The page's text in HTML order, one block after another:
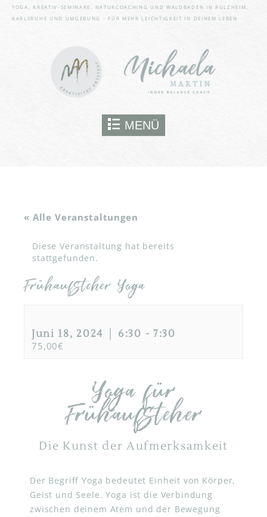
YOGA, KREATIV-SEMINARE, NATURCOACHING UND WALDBADEN IN RÜLZHEIM,
KARLSRUHE UND UMGEBUNG - FÜR MEHR LEICHTIGKEIT IN DEINEM LEBEN
MENÜ
Skip to content
« Alle Veranstaltungen
Diese Veranstaltung hat bereits
stattgefunden.
Frühaufsteher Yoga
Juni 18, 2024 │ 6:30 - 7:30
75,00€
Yoga für
Frühaufsteher
Die Kunst der Aufmerksamkeit
Der Begriff Yoga bedeutet Einheit von Körper,
Geist und Seele. Yoga ist die Verbindung
zwischen deinem Atem und der Bewegung